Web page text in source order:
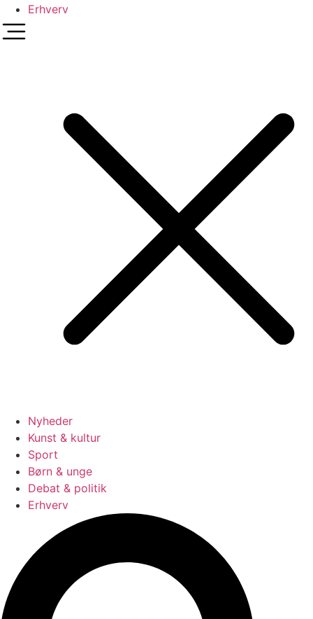
Erhverv
Nyheder
Kunst & kultur
Sport
Børn & unge
Debat & politik
Erhverv